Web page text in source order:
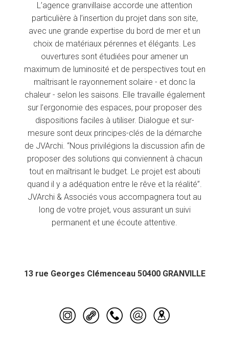
L’agence granvillaise accorde une attention
particulière à l’insertion du projet dans son site,
avec une grande expertise du bord de mer et un
choix de matériaux pérennes et élégants. Les
ouvertures sont étudiées pour amener un
maximum de luminosité et de perspectives tout en
maîtrisant le rayonnement solaire - et donc la
chaleur - selon les saisons. Elle travaille également
sur l’ergonomie des espaces, pour proposer des
dispositions faciles à utiliser. Dialogue et sur-
mesure sont deux principes-clés de la démarche
de JVArchi. “Nous privilégions la discussion afin de
proposer des solutions qui conviennent à chacun
tout en maîtrisant le budget. Le projet est abouti
quand il y a adéquation entre le rêve et la réalité”.
JVArchi & Associés vous accompagnera tout au
long de votre projet, vous assurant un suivi
permanent et une écoute attentive.
13 rue Georges Clémenceau 50400 GRANVILLE